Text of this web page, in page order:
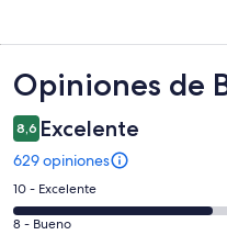
Opiniones
Opiniones de
8,6 Excelente
629 opiniones
Evaluación:
10
10 - Excelente
Evaluación:
8 - Bueno